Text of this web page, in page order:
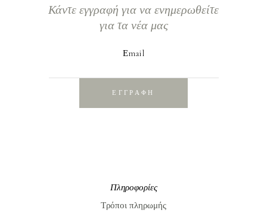
Κάντε εγγραφή για να ενημερωθείτε
για τα νέα μας
Εmail
ΕΓΓΡΑΦΗ
Πληροφορίες
Τρόποι πληρωμής